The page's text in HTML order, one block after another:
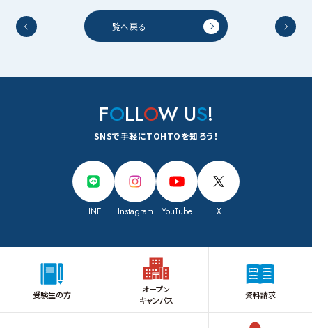
一覧へ戻る
FOLLOW US!
SNSで手軽にTOHTOを知ろう！
LINE Instagram YouTube X
受験生の方
オープン
キャンパス
資料請求